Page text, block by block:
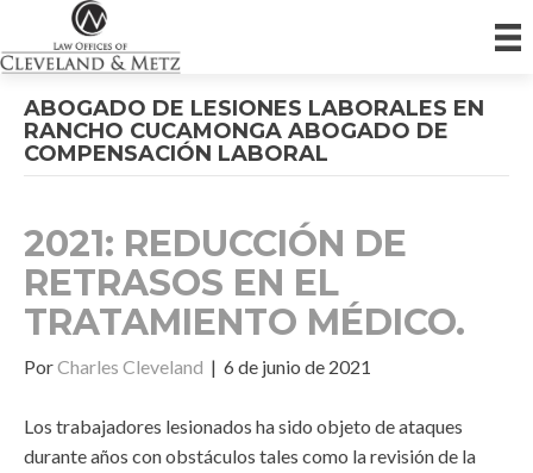
ABOGADO DE LESIONES LABORALES EN
RANCHO CUCAMONGA ABOGADO DE
COMPENSACIÓN LABORAL
2021: REDUCCIÓN DE
RETRASOS EN EL
TRATAMIENTO MÉDICO.
PorCharles Cleveland | 6 de junio de 2021
Los trabajadores lesionados ha sido objeto de ataques
durante años con obstáculos tales como la revisión de la